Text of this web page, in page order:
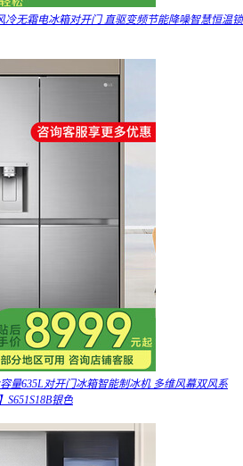
冷无霜电冰箱对开门 直驱变频节能降噪智慧恒温锁
量635L对开门冰箱智能制冰机 多维风幕双风系
S651S18B银色